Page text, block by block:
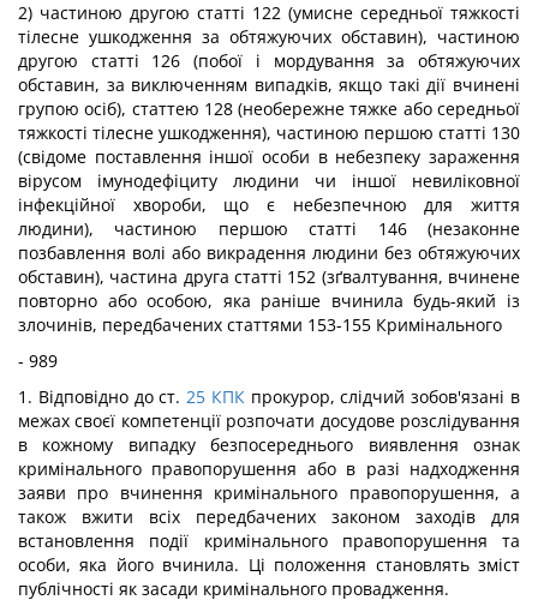
2) частиною другою статті 122 (умисне середньої тяжкості
тілесне ушкодження за обтяжуючих обставин), частиною
другою статті 126 (побої і мордування за обтяжуючих
обставин, за виключенням випадків, якщо такі дії вчинені
групою осіб), статтею 128 (необережне тяжке або середньої
тяжкості тілесне ушкодження), частиною першою статті 130
(свідоме поставлення іншої особи в небезпеку зараження
вірусом імунодефіциту людини чи іншої невиліковної
інфекційної хвороби, що є небезпечною для життя
людини), частиною першою статті 146 (незаконне
позбавлення волі або викрадення людини без обтяжуючих
обставин), частина друга статті 152 (зґвалтування, вчинене
повторно або особою, яка раніше вчинила будь-який із
злочинів, передбачених статтями 153-155 Кримінального
- 989
1. Відповідно до ст. 25 КПКпрокурор, слідчий зобов'язані в
межах своєї компетенції розпочати досудове розслідування
в кожному випадку безпосереднього виявлення ознак
кримінального правопорушення або в разі надходження
заяви про вчинення кримінального правопорушення, а
також вжити всіх передбачених законом заходів для
встановлення події кримінального правопорушення та
особи, яка його вчинила. Ці положення становлять зміст
публічності як засади кримінального провадження.